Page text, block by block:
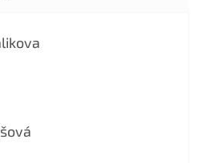
je 5 z 5 hvězdiček.
je 5 z 5 hvězdiček.